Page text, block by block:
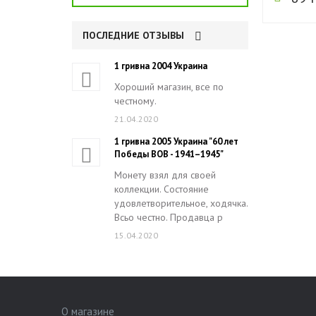
ПОСЛЕДНИЕ ОТЗЫВЫ
1 гривна 2004 Украина
Хороший магазин, все по
честному.
21.04.2020
1 гривна 2005 Украина "60 лет
Победы ВОВ - 1941–1945"
Монету взял для своей
коллекции. Состояние
удовлетворительное, ходячка.
Всьо честно. Продавца р
15.04.2020
О магазине